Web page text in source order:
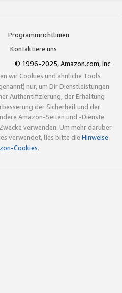
Programmrichtlinien
Kontaktiere uns
© 1996-2025, Amazon.com, Inc.
wir Cookies und ähnliche Tools
nur, um Dir Dienstleistungen
Authentifizierung, der Erhaltung
der Sicherheit und der
Amazon-Seiten und -Dienste
verwenden. Um mehr darüber
verwendet, lies bitte die Hinweise
Cookies.